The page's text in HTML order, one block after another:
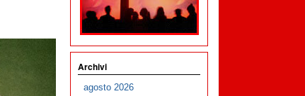
Archivi
agosto 2026